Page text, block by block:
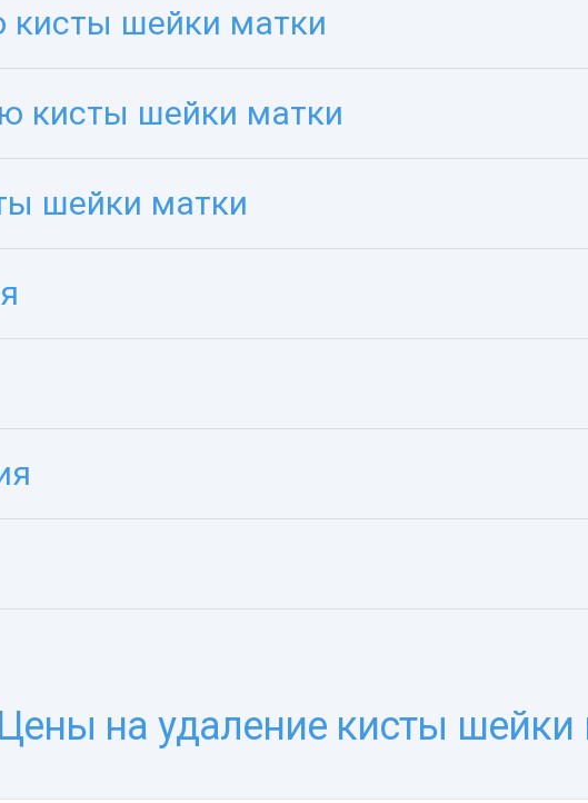
кисты шейки матки
кисты шейки матки
шейки матки
Цены на удаление кисты шейки